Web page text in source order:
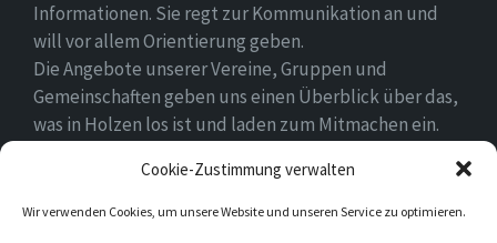
Cookie-Zustimmung verwalten
Wir verwenden Cookies, um unsere Website und unseren Service zu optimieren.
Informationen. Sie regt zur Kommunikation an und
will vor allem Orientierung geben.
Die Angebote unserer Vereine, Gruppen und
Gemeinschaften geben uns einen Überblick über das,
was in Holzen los ist und laden zum Mitmachen ein.
und hoffen, dass sie sich in ihrem Umfeld wohlfühlen.